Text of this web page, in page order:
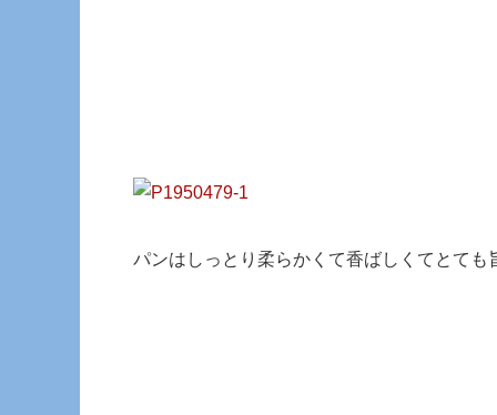
パンはしっとり柔らかくて香ばしくてとても